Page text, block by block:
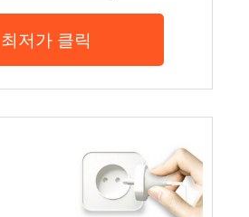
최저가 클릭